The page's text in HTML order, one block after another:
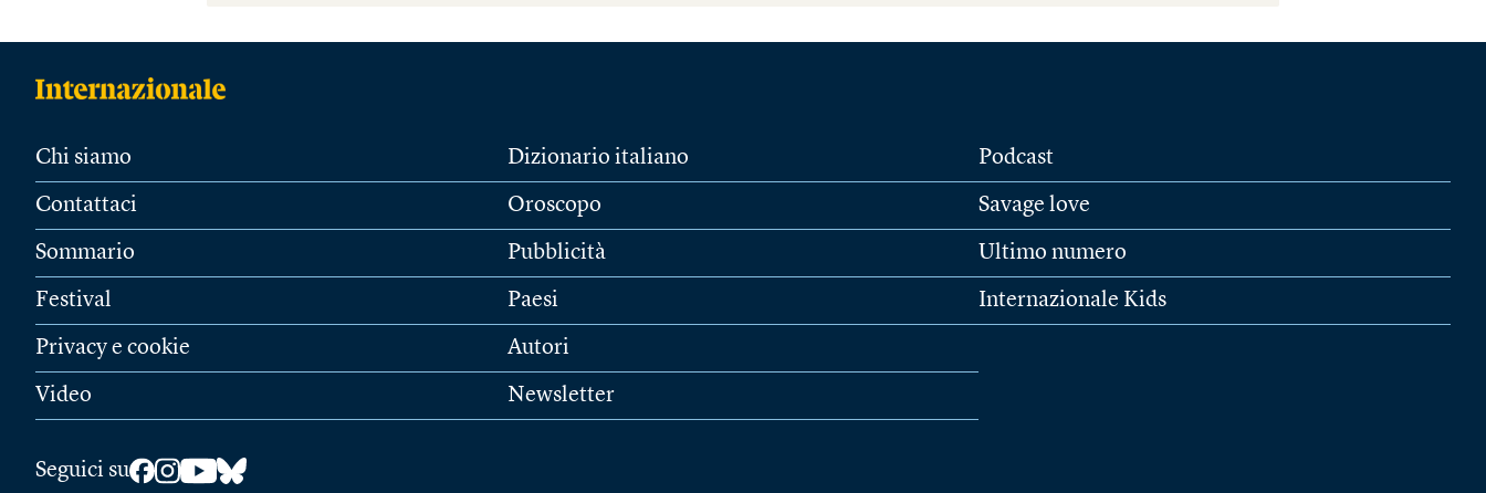
Chi siamo
Contattaci
Sommario
Festival
Privacy e cookie
Video
Dizionario italiano
Oroscopo
Pubblicità
Paesi
Autori
Newsletter
Podcast
Savage love
Ultimo numero
Internazionale Kids
Seguici su